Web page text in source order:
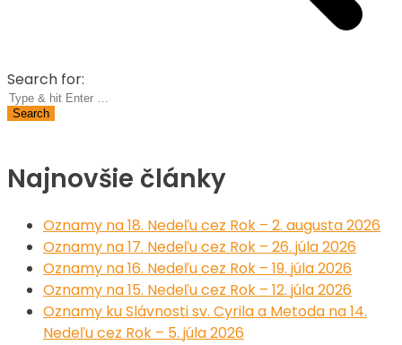
Search for:
Najnovšie články
Oznamy na 18. Nedeľu cez Rok – 2. augusta 2026
Oznamy na 17. Nedeľu cez Rok – 26. júla 2026
Oznamy na 16. Nedeľu cez Rok – 19. júla 2026
Oznamy na 15. Nedeľu cez Rok – 12. júla 2026
Oznamy ku Slávnosti sv. Cyrila a Metoda na 14.
Nedeľu cez Rok – 5. júla 2026